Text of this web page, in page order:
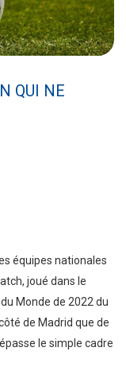
QUI NE
équipes nationales
joué dans le
Monde de 2022 du
de Madrid que de
le simple cadre